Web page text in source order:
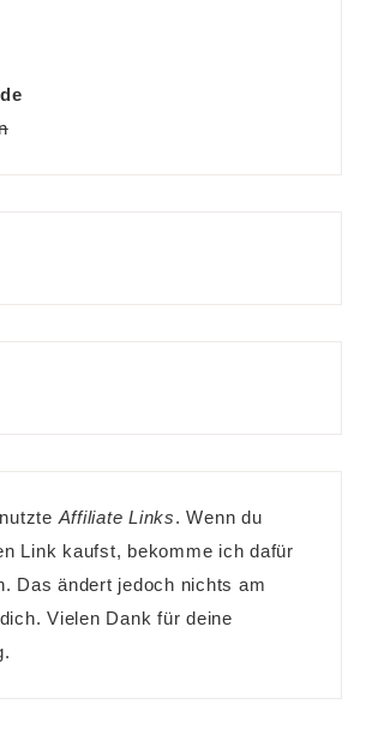
Affiliate Links. Wenn du
Link kaufst, bekomme ich dafür
Das ändert jedoch nichts am
Vielen Dank für deine